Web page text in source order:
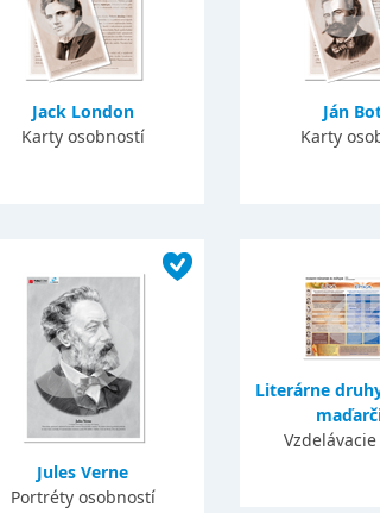
Jack London
Karty osobností
Ján
Karty
Jules Verne
Portréty osobností
Literárne